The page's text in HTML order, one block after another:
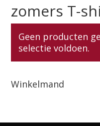
zomers T-
Geen producten
selectie voldoen.
Winkelmand